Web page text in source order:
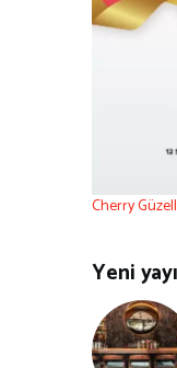
Cherry
Yeni